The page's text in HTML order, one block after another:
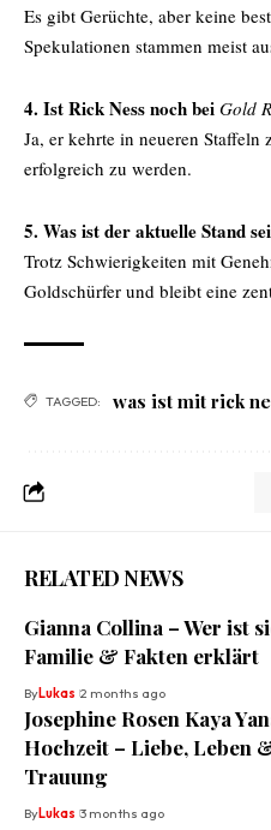
Es gibt Gerüchte, aber keine
Spekulationen stammen meist
4. Ist Rick Ness noch bei Gold
Ja, er kehrte in neueren
erfolgreich zu werden.
5. Was ist der aktuelle Stand
Trotz Schwierigkeiten mit
Goldschürfer und bleibt eine
TAGGED: was ist mit rick
RELATED NEWS
Gianna Collina – Wer ist
Familie & Fakten erklärt
ByLukas 2 months ago
Josephine Rosen Kaya
Hochzeit – Liebe, Leben
Trauung
ByLukas 3 months ago